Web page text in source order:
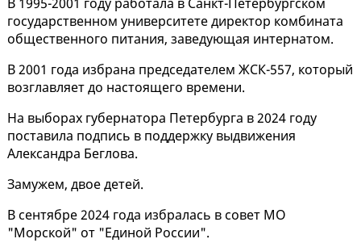
государственном университете директор комбината
общественного питания, заведующая интернатом.
В 2001 года избрана председателем ЖСК-557, который
возглавляет до настоящего времени.
На выборах губернатора Петербурга в 2024 году
поставила подпись в поддержку выдвижения
Александра Беглова.
Замужем, двое детей.
В сентябре 2024 года избралась в совет МО
"Морской" от "Единой России".